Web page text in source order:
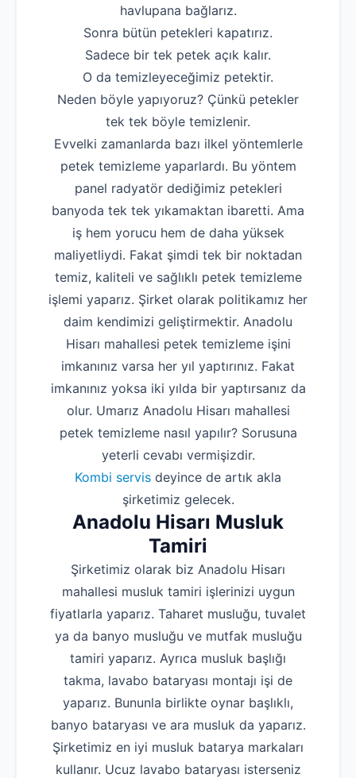
havlupana bağlarız.
Sonra bütün petekleri kapatırız.
Sadece bir tek petek açık kalır.
O da temizleyeceğimiz petektir.
Neden böyle yapıyoruz? Çünkü petekler
tek tek böyle temizlenir.
Evvelki zamanlarda bazı ilkel yöntemlerle
petek temizleme yaparlardı. Bu yöntem
panel radyatör dediğimiz petekleri
banyoda tek tek yıkamaktan ibaretti. Ama
iş hem yorucu hem de daha yüksek
maliyetliydi. Fakat şimdi tek bir noktadan
temiz, kaliteli ve sağlıklı petek temizleme
işlemi yaparız. Şirket olarak politikamız her
daim kendimizi geliştirmektir. Anadolu
Hisarı mahallesi petek temizleme işini
imkanınız varsa her yıl yaptırınız. Fakat
imkanınız yoksa iki yılda bir yaptırsanız da
olur. Umarız Anadolu Hisarı mahallesi
petek temizleme nasıl yapılır? Sorusuna
yeterli cevabı vermişizdir.
Kombi servis deyince de artık akla
şirketimiz gelecek.
Anadolu Hisarı Musluk
Tamiri
Şirketimiz olarak biz Anadolu Hisarı
mahallesi musluk tamiri işlerinizi uygun
fiyatlarla yaparız. Taharet musluğu, tuvalet
ya da banyo musluğu ve mutfak musluğu
tamiri yaparız. Ayrıca musluk başlığı
takma, lavabo bataryası montajı işi de
yaparız. Bununla birlikte oynar başlıklı,
banyo bataryası ve ara musluk da yaparız.
Şirketimiz en iyi musluk batarya markaları
kullanır. Ucuz lavabo bataryası isterseniz